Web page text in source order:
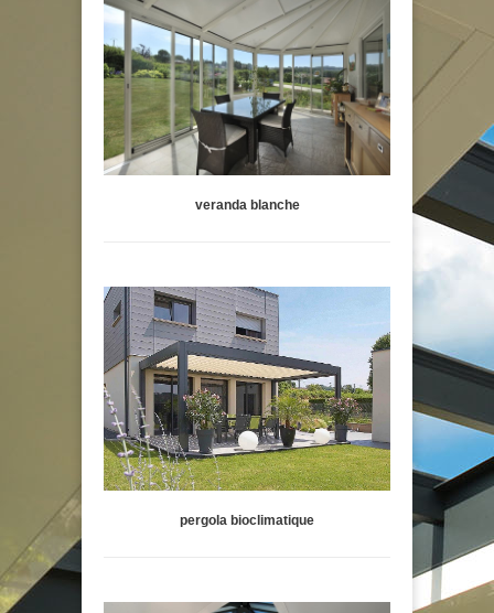
veranda blanche
pergola bioclimatique